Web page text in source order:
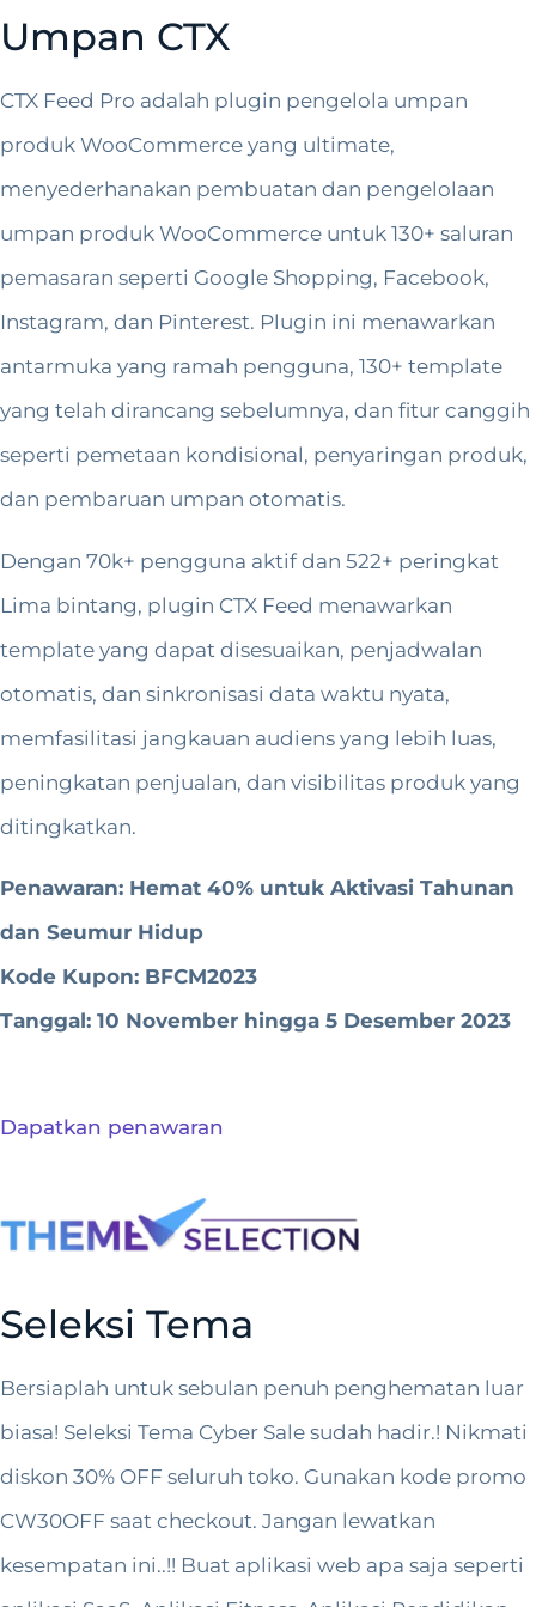
Umpan CTX
CTX Feed Pro adalah plugin pengelola umpan
produk WooCommerce yang ultimate,
menyederhanakan pembuatan dan pengelolaan
umpan produk WooCommerce untuk 130+ saluran
pemasaran seperti Google Shopping, Facebook,
Instagram, dan Pinterest. Plugin ini menawarkan
antarmuka yang ramah pengguna, 130+ template
yang telah dirancang sebelumnya, dan fitur canggih
seperti pemetaan kondisional, penyaringan produk,
dan pembaruan umpan otomatis.
Dengan 70k+ pengguna aktif dan 522+ peringkat
Lima bintang, plugin CTX Feed menawarkan
template yang dapat disesuaikan, penjadwalan
otomatis, dan sinkronisasi data waktu nyata,
memfasilitasi jangkauan audiens yang lebih luas,
peningkatan penjualan, dan visibilitas produk yang
ditingkatkan.
Penawaran: Hemat 40% untuk Aktivasi Tahunan
dan Seumur Hidup
Kode Kupon: BFCM2023
Tanggal: 10 November hingga 5 Desember 2023
Dapatkan penawaran
Seleksi Tema
Bersiaplah untuk sebulan penuh penghematan luar
biasa! Seleksi Tema Cyber Sale sudah hadir.! Nikmati
diskon 30% OFF seluruh toko. Gunakan kode promo
CW30OFF saat checkout. Jangan lewatkan
kesempatan ini..!! Buat aplikasi web apa saja seperti